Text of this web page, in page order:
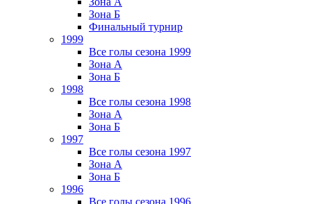
Зона Б
Финальный турнир
1999
Все голы сезона 1999
Зона А
Зона Б
1998
Все голы сезона 1998
Зона А
Зона Б
1997
Все голы сезона 1997
Зона А
Зона Б
1996
Все голы сезона 1996